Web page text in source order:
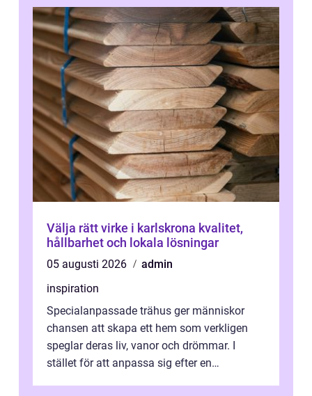
Välja rätt virke i karlskrona kvalitet,
hållbarhet och lokala lösningar
05 augusti 2026
admin
inspiration
Specialanpassade trähus ger människor
chansen att skapa ett hem som verkligen
speglar deras liv, vanor och drömmar. I
stället för att anpassa sig efter en